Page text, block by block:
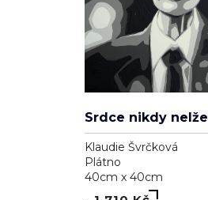
Srdce nikdy nelže
Klaudie Švrčková
Plátno
40cm x 40cm